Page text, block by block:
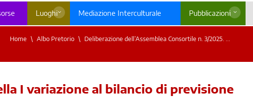
Luoghi Mediazione Interculturale Pubblicazioni
Home Albo Pretorio Deliberazione dell’Assemblea Consortile n. 3/2025. ...
I variazione al bilancio di previsione